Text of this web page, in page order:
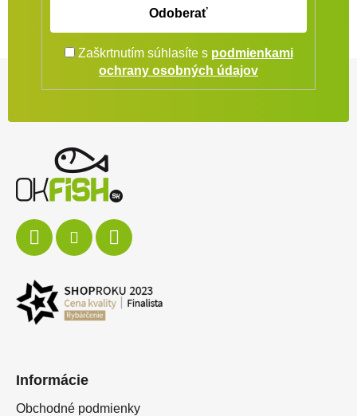
Odoberať
Zaškrtnutím súhlasíte s podmienkami
ochrany osobných údajov
Informácie
Obchodné podmienky